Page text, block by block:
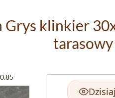
Grys klinkier
tarasowy